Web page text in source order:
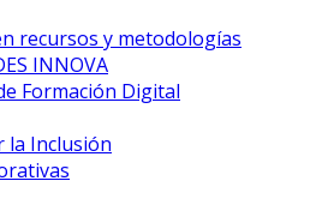
recursos y metodologías
INNOVA
Formación Digital
la Inclusión